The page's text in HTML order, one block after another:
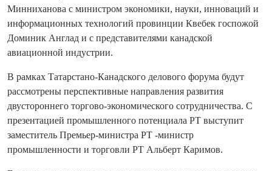
Минниханова с министром экономики, науки, инноваций и
информационных технологий провинции Квебек госпожой
Доминик Англад и с представителями канадской
авиационной индустрии.
В рамках Татарстано-Канадского делового форума будут
рассмотрены перспективные направления развития
двустороннего торгово-экономического сотрудничества. С
презентацией промышленного потенциала РТ выступит
заместитель Премьер-министра РТ -министр
промышленности и торговли РТ Альберт Каримов.